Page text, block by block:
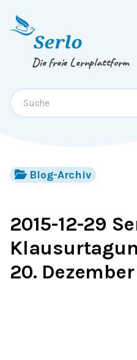
Springe zum
Die freie Lernplattform
Blog-Archiv
2015-12-29
20.